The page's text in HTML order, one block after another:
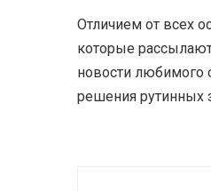
Отличием от всех
которые
новости любимого
решения рутинных